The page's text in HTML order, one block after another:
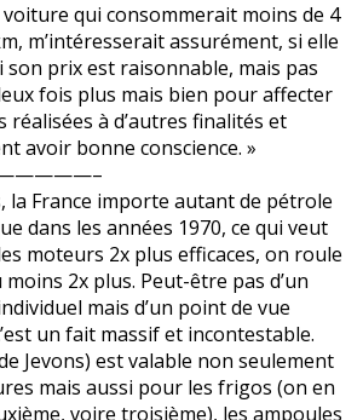
voiture qui consommerait moins de 4
m’intéresserait assurément, si elle
son prix est raisonnable, mais pas
fois plus mais bien pour affecter
réalisées à d’autres finalités et
avoir bonne conscience. »
la France importe autant de pétrole
dans les années 1970, ce qui veut
moteurs 2x plus efficaces, on roule
2x plus. Peut-être pas d’un
mais d’un point de vue
un fait massif et incontestable.
Jevons) est valable non seulement
mais aussi pour les frigos (on en
voire troisième), les ampoules